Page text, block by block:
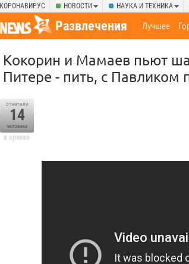
КОРОНАВИРУС НОВОСТИ НАУКА И ТЕХНИКА
Развлечения Лучшее
Кокорин и Мамаев пьют
Питере - пить, с Павликом
отметили
14
человека
в архиве